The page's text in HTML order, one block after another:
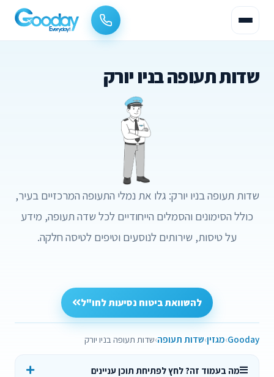
שדות תעופה בניו יורק
שדות תעופה בניו יורק: גלו את נמלי התעופה המרכזיים בעיר,
כולל הסימונים והסמלים הייחודיים לכל שדה תעופה, מידע
על טיסות, שירותים לנוסעים וטיפים לטיסה חלקה.
להשוואת ביטוח נסיעות לחו"ל
Gooday מגזין שדות תעופה שדות תעופה בניו יורק
מה בעמוד זה? לחץ לפתיחת תוכן עניינים